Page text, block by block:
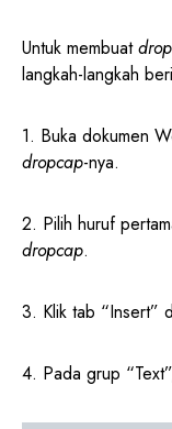
Untuk membuat
langkah-langkah
1. Buka dokumen
dropcap-nya.
2. Pilih huruf
dropcap.
3. Klik tab “Insert”
4. Pada grup